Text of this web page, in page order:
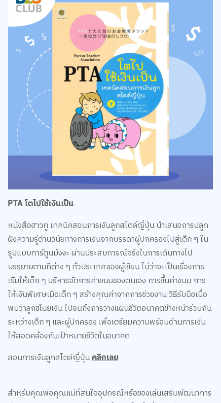
PTA โตไปใช้เงินเป็น
หนังสือฮาวทู เทคนิคสอนการเงินลูกสไตล์ญี่ปุ่น นำเสนอการปลูก
ฝังความรู้ด้านวินัยทางการเงินจากบรรดาผู้ปกครองไปสู่เด็ก ๆ ใน
รูปแบบการ์ตูนมังงะ ผ่านประสบการณ์จริงในการเดินทางไป
บรรยายตามที่ต่าง ๆ ทั่วประเทศของผู้เขียน ไม่ว่าจะเป็นเรื่องการ
เริ่มให้เด็ก ๆ บริหารจัดการค่าขนมของตนเอง การขึ้นค่าขนม การ
ให้เงินพิเศษเมื่อเด็ก ๆ สร้างคุณค่าจากการช่วยงาน วิธีรับมือเมื่อ
พบว่าลูกขโมยเงิน ไปจนถึงการวางแผนชีวิตอนาคตข้างหน้าร่วมกัน
ระหว่างเด็ก ๆ และผู้ปกครอง เพื่อเตรียมความพร้อมด้านการเงิน
ให้สอดคล้องกับเป้าหมายชีวิตในอนาคต
สอนการเงินลูกสไตล์ญี่ปุ่นคลิกเลย
ต่าง ๆ สามารถแวะชมสินค้าน่าสนใจและโปรโมชั่นดี ๆ รับเปิดเทอม